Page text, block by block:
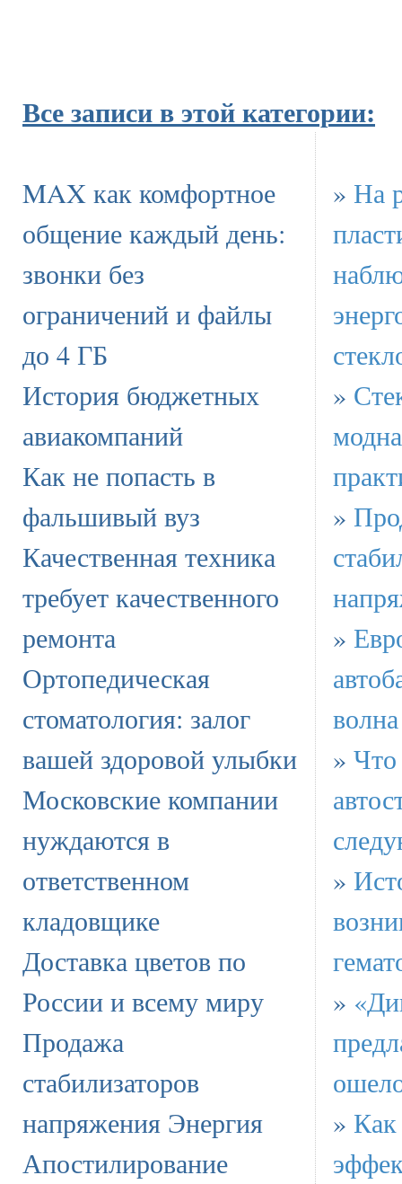
Все записи в этой категории:
MAX как комфортное
общение каждый день:
звонки без
ограничений и файлы
до 4 ГБ
История бюджетных
авиакомпаний
Как не попасть в
фальшивый вуз
Качественная техника
требует качественного
ремонта
Ортопедическая
стоматология: залог
вашей здоровой улыбки
Московские компании
нуждаются в
ответственном
кладовщике
Доставка цветов по
России и всему миру
Продажа
стабилизаторов
напряжения Энергия
Апостилирование
» На
»
»
»
»
»
»
» Как